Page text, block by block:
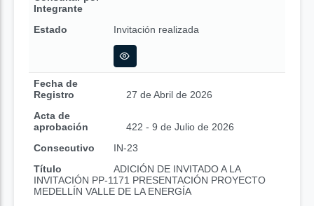
Integrante
Estado
Invitación realizada
Fecha de
Registro
27 de Abril de 2026
Acta de
aprobación
422 - 9 de Julio de 2026
Consecutivo
IN-23
Título
ADICIÓN DE INVITADO A LA
INVITACIÓN PP-1171 PRESENTACIÓN PROYECTO
MEDELLÍN VALLE DE LA ENERGÍA